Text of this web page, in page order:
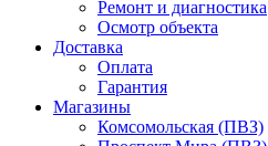
Ремонт и диагностика
Осмотр объекта
Доставка
Оплата
Гарантия
Магазины
Комсомольская (ПВЗ)